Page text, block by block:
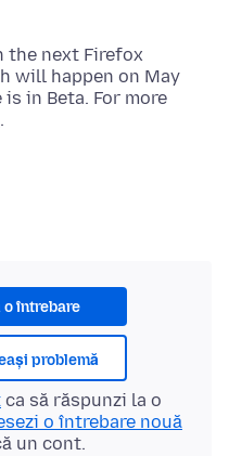
the next Firefox
will happen on May
in Beta. For more
o întrebare
problemă
ca să răspunzi la o
o întrebare nouă
un cont.